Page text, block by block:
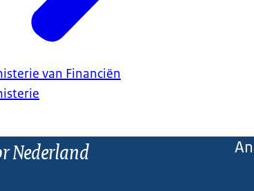
van Financiën
Nederland